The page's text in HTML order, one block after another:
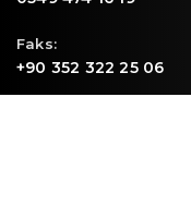
Faks:
+90 352 322 25 06